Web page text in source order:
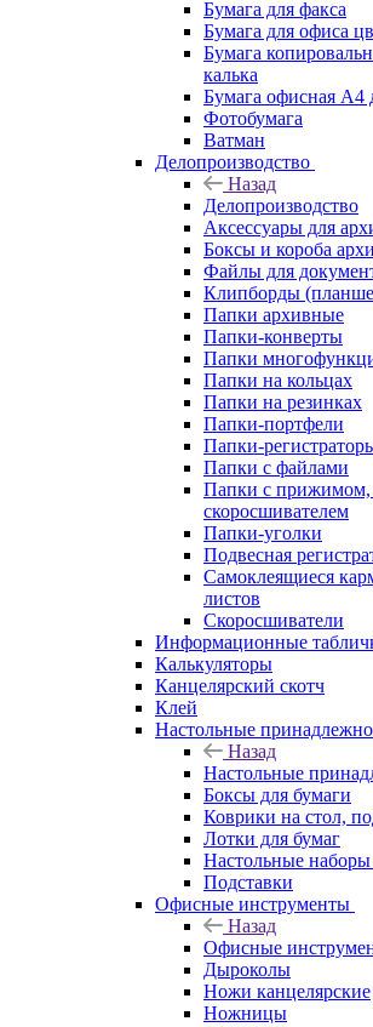
Бумага для факса
Бумага для офиса
Бумага
калька
Бумага офисная А4
Фотобумага
Ватман
Делопроизводство
Назад
Делопроизводство
Аксессуары для
Боксы и короба
Файлы для
Клипборды
Папки архивные
Папки-конверты
Папки
Папки на кольцах
Папки на резинках
Папки-портфели
Папки-
Папки с файлами
Папки с прижимом,
скоросшивателем
Папки-уголки
Подвесная
Самоклеящиеся
листов
Скоросшиватели
Информационные
Калькуляторы
Канцелярский скотч
Клей
Настольные
Назад
Настольные
Боксы для бумаги
Коврики на стол,
Лотки для бумаг
Настольные
Подставки
Офисные инструменты
Назад
Офисные
Дыроколы
Ножи канцелярские
Ножницы